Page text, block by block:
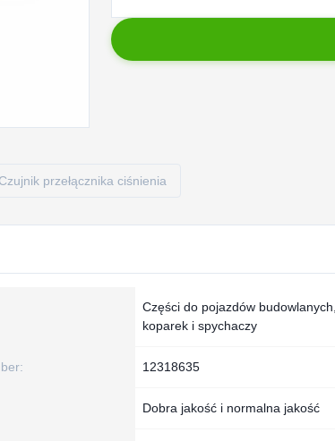
Czujnik przełącznika ciśnienia
Części do pojazdów budowlanych,
koparek i spychaczy
12318635
Dobra jakość i normalna jakość